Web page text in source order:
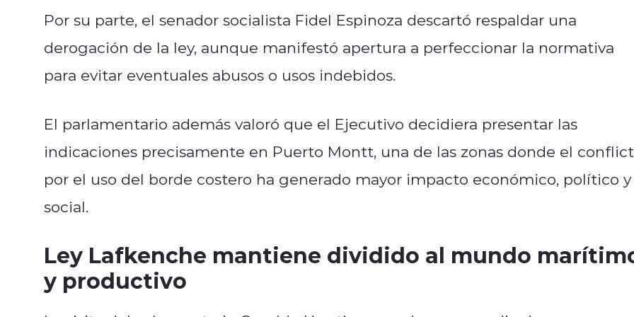
Por su parte, el senador socialista Fidel Espinoza descartó respaldar una
derogación de la ley, aunque manifestó apertura a perfeccionar la normativa
para evitar eventuales abusos o usos indebidos.
El parlamentario además valoró que el Ejecutivo decidiera presentar las
indicaciones precisamente en Puerto Montt, una de las zonas donde el
por el uso del borde costero ha generado mayor impacto económico, político y
social.
Ley Lafkenche mantiene dividido al mundo
y productivo